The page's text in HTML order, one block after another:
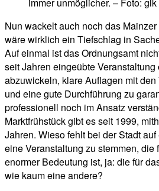
immer unmöglicher. – Foto: gik
Nun wackelt auch noch das
wäre wirklich ein Tiefschlag in
Auf einmal ist das Ordnungsamt
seit Jahren eingeübte
abzuwickeln, klare Auflagen mit
und eine gute Durchführung zu
professionell noch im Ansatz
Marktfrühstück gibt es seit 1999,
Jahren. Wieso fehlt bei der Stadt
eine Veranstaltung zu stemmen, die
enormer Bedeutung ist, ja: die für
wie kaum eine andere?